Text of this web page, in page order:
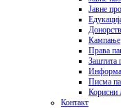
Јавне
Кампање
Права
Заштита
Писма
Корисни
Контакт